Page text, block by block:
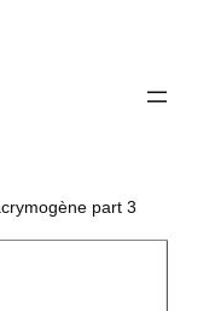
part 3